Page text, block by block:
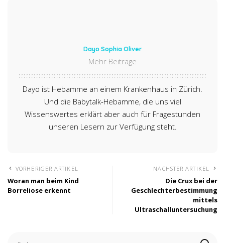
Dayo Sophia Oliver
Mehr Beiträge
Dayo ist Hebamme an einem Krankenhaus in Zürich.
Und die Babytalk-Hebamme, die uns viel
Wissenswertes erklärt aber auch für Fragestunden
unseren Lesern zur Verfügung steht.
VORHERIGER ARTIKEL
Woran man beim Kind
Borreliose erkennt
NÄCHSTER ARTIKEL
Die Crux bei der
Geschlechterbestimmung
mittels
Ultraschalluntersuchung